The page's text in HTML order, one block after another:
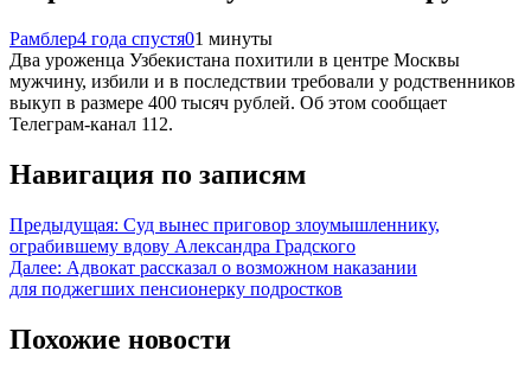
Рамблер4 года спустя01 минуты
Два уроженца Узбекистана похитили в центре Москвы
мужчину, избили и в последствии требовали у родственников
выкуп в размере 400 тысяч рублей. Об этом сообщает
Телеграм-канал 112.
Навигация по записям
Предыдущая: Суд вынес приговор злоумышленнику,
ограбившему вдову Александра Градского
Далее: Адвокат рассказал о возможном наказании
для поджегших пенсионерку подростков
Похожие новости